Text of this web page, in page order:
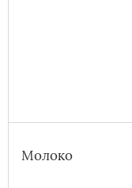
Молоко